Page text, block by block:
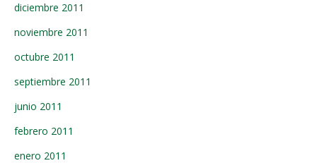
diciembre 2011
noviembre 2011
octubre 2011
septiembre 2011
junio 2011
febrero 2011
enero 2011